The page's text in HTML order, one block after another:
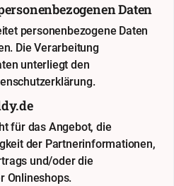
Daten
personenbezogene Daten
Die Verarbeitung
unterliegt den
.
für das Angebot, die
der Partnerinformationen,
und/oder die
Onlineshops.